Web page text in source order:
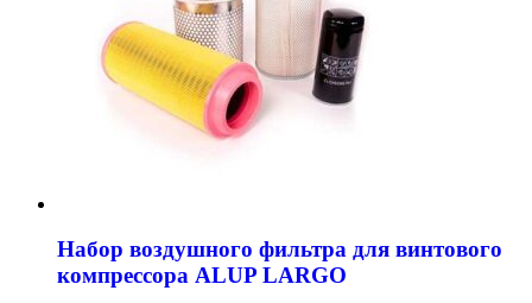
Набор воздушного фильтра для винтового
компрессора ALUP LARGO